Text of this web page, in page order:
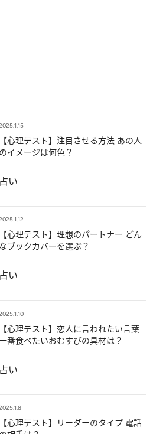
【心理テスト】注目させる方法 あの人
のイメージは何色？
占い
【心理テスト】理想のパートナー どん
なブックカバーを選ぶ？
占い
【心理テスト】恋人に言われたい言葉
番食べたいおむすびの具材は？
占い
【心理テスト】リーダーのタイプ 電話